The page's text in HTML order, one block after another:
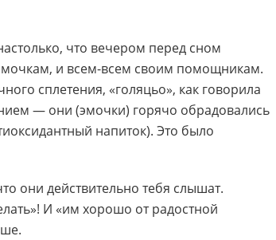
что вечером перед сном
и всем-всем своим помощникам.
сплетения, «голяцьо», как говорила
— они (эмочки) горячо обрадовались
напиток). Это было
они действительно тебя слышат.
И «им хорошо от радостной